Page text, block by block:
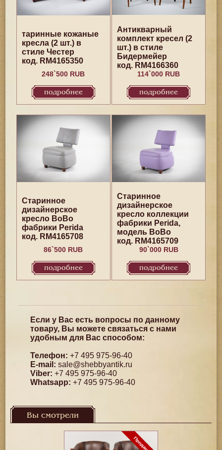
таринные кожаные
кресла (2 шт.) в
стиле Честер
код. RM4165350
248`500 RUB
подробнее
Антикварный
комплект кресел (2
шт.) в стиле
Бидермейер
код. RM4166360
114`000 RUB
подробнее
Старинное
дизайнерское
кресло BoBo
фабрики Perida
код. RM4165708
86`500 RUB
подробнее
Старинное
дизайнерское
кресло коллекции
фабрики Perida,
модель BoBo
код. RM4165709
90`000 RUB
подробнее
Если у Вас есть вопросы по данному
товару, Вы можете связаться с нами
удобным для Вас способом:
Телефон: +7 495 975-96-40
E-mail: sale@shebbyantik.ru
Viber: +7 495 975-96-40
Whatsapp: +7 495 975-96-40
Вы смотрели